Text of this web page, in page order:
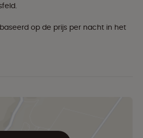
op de prijs per nacht in het